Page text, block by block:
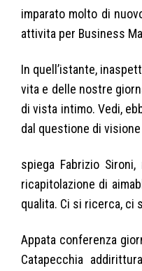
imparato molto di
attivita per Business
In quell’istante,
vita e delle nostre
di vista intimo. Vedi,
dal questione di
spiega Fabrizio
ricapitolazione di
qualita. Ci si ricerca, ci
Appata conferenza
Catapecchia